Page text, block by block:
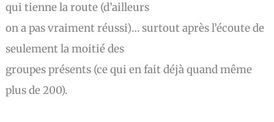
qui tienne la route (d’ailleurs
on a pas vraiment réussi)… surtout après l’écoute de
seulement la moitié des
groupes présents (ce qui en fait déjà quand même
plus de 200).